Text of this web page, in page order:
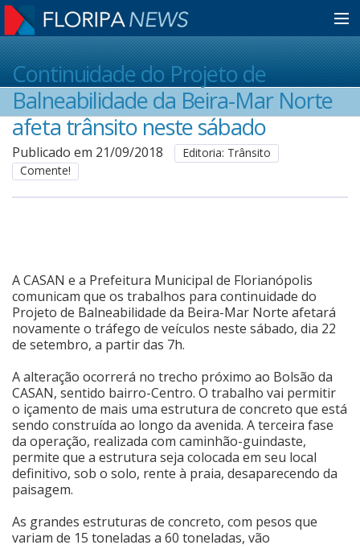
Home
Notícias
Colunistas
Guia de Serviços
Anuncie
Cinema
Agenda Cultural
Anuncie
Continuidade do Projeto de
Balneabilidade da Beira-Mar Norte
afeta trânsito neste sábado
Publicado em 21/09/2018
Editoria: Trânsito
Comente!
A CASAN e a Prefeitura Municipal de Florianópolis
comunicam que os trabalhos para continuidade do
Projeto de Balneabilidade da Beira-Mar Norte afetará
novamente o tráfego de veículos neste sábado, dia 22
de setembro, a partir das 7h.
A alteração ocorrerá no trecho próximo ao Bolsão da
CASAN, sentido bairro-Centro. O trabalho vai permitir
o içamento de mais uma estrutura de concreto que está
sendo construída ao longo da avenida. A terceira fase
da operação, realizada com caminhão-guindaste,
permite que a estrutura seja colocada em seu local
definitivo, sob o solo, rente à praia, desaparecendo da
paisagem.
As grandes estruturas de concreto, com pesos que
variam de 15 toneladas a 60 toneladas, vão